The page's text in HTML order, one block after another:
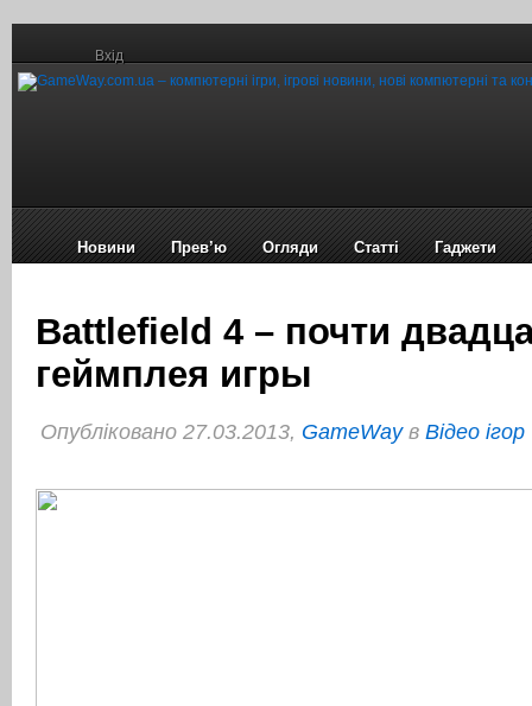
Вхід
Новини Прев’ю Огляди Статті Гаджети
Battlefield 4 – почти
геймплея игры
Опубліковано 27.03.2013, GameWayв Відео ігор